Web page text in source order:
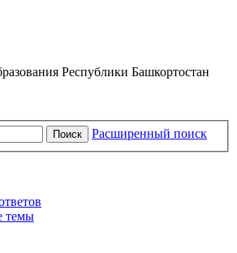
Республики Башкортостан
Поиск Расширенный поиск
темы